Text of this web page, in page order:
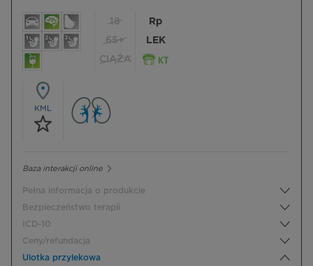
18
65+
CIĄŻA
Rp
LEK
KML
Baza interakcji online
Pełna informacja o produkcie
Bezpieczeństwo terapii
ICD-10
Ceny/refundacja
Ulotka przylekowa